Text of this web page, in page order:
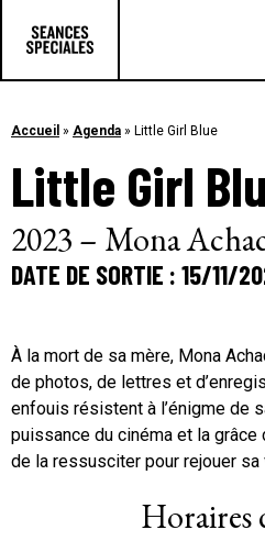
Les
Accueil » Agenda » Little Girl Blue
Little Girl
2023 – Mona
DATE DE SORTIE : 15/11/
À la mort de sa mère, Mona
de photos, de lettres et
enfouis résistent à l’énigme de
puissance du cinéma et la grâce
de la ressusciter pour rejouer sa